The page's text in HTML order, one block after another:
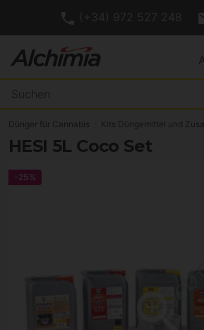
(+34) 972 527 248
Dünger für Cannabis Kits Düngemittel und
HESI 5L Coco Set
-25%